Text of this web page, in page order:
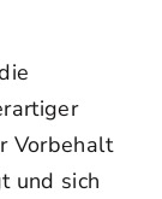
Vorbehalt
und sich